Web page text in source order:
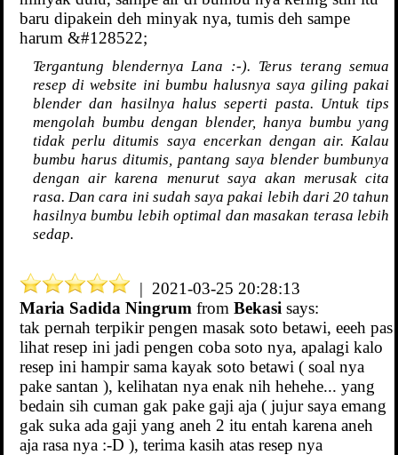
baru dipakein deh minyak nya, tumis deh sampe
harum &#128522;
Tergantung blendernya Lana :-). Terus terang semua
resep di website ini bumbu halusnya saya giling pakai
blender dan hasilnya halus seperti pasta. Untuk tips
mengolah bumbu dengan blender, hanya bumbu yang
tidak perlu ditumis saya encerkan dengan air. Kalau
bumbu harus ditumis, pantang saya blender bumbunya
dengan air karena menurut saya akan merusak cita
rasa. Dan cara ini sudah saya pakai lebih dari 20 tahun
hasilnya bumbu lebih optimal dan masakan terasa lebih
sedap.
| 2021-03-25 20:28:13
Maria Sadida Ningrum from Bekasi says:
tak pernah terpikir pengen masak soto betawi, eeeh pas
lihat resep ini jadi pengen coba soto nya, apalagi kalo
resep ini hampir sama kayak soto betawi ( soal nya
pake santan ), kelihatan nya enak nih hehehe... yang
bedain sih cuman gak pake gaji aja ( jujur saya emang
gak suka ada gaji yang aneh 2 itu entah karena aneh
aja rasa nya :-D ), terima kasih atas resep nya